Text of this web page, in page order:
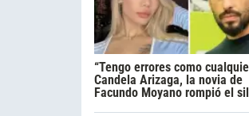
“Tengo errores como
Candela Arizaga, la novia de
Facundo Moyano rompió el